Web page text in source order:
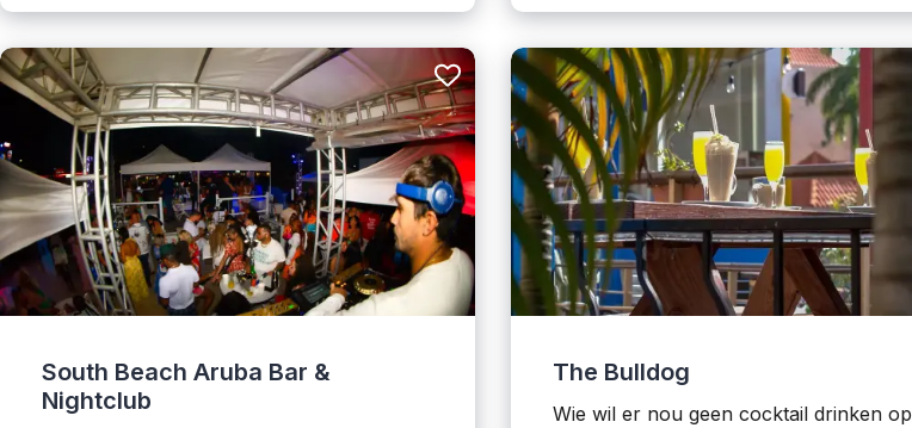
South Beach Aruba Bar &
Nightclub
The Bulldog
Wie wil er nou geen cocktail drinken op